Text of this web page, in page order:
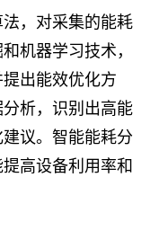
，对采集的能耗
机器学习技术，
出能效优化方
析，识别出高能
议。智能能耗分
高设备利用率和